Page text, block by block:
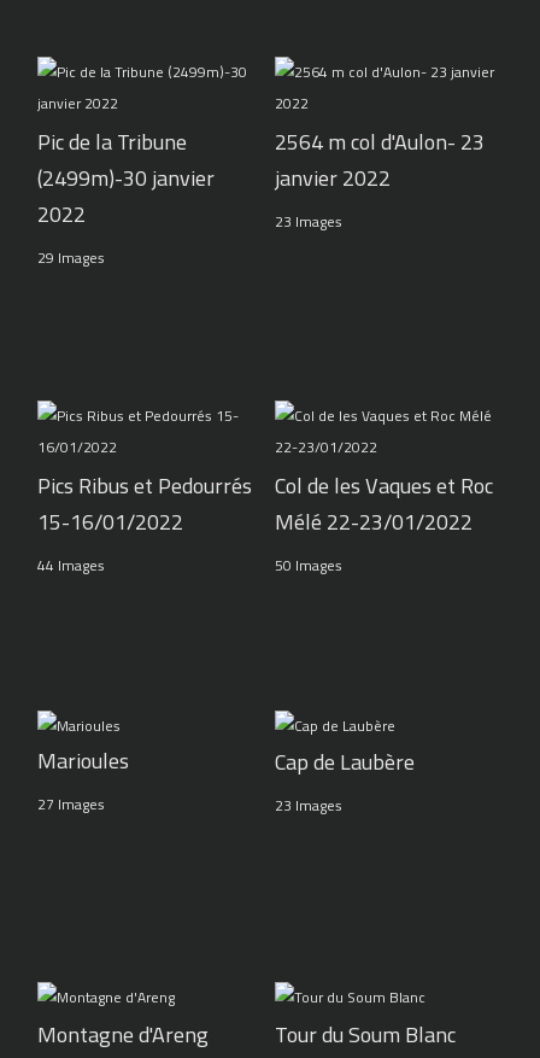
Pic de la Tribune
(2499m)-30 janvier
2022
29 Images
2564 m col d'Aulon- 23
janvier 2022
23 Images
Pics Ribus et Pedourrés
15-16/01/2022
44 Images
Col de les Vaques et Roc
Mélé 22-23/01/2022
50 Images
Marioules
27 Images
Cap de Laubère
23 Images
Montagne d'Areng Tour du Soum Blanc